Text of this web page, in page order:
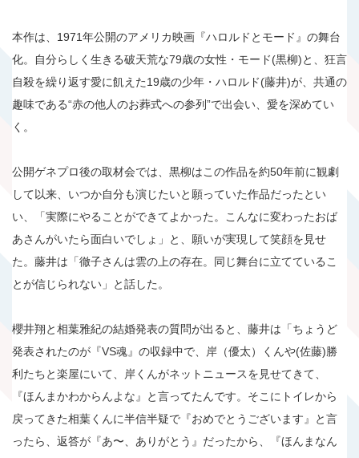
本作は、1971年公開のアメリカ映画『ハロルドとモード』の舞台
化。自分らしく生きる破天荒な79歳の女性・モード(黒柳)と、狂言
自殺を繰り返す愛に飢えた19歳の少年・ハロルド(藤井)が、共通の
趣味である“赤の他人のお葬式への参列”で出会い、愛を深めてい
く。
公開ゲネプロ後の取材会では、黒柳はこの作品を約50年前に観劇
して以来、いつか自分も演じたいと願っていた作品だったとい
い、「実際にやることができてよかった。こんなに変わったおば
あさんがいたら面白いでしょ」と、願いが実現して笑顔を見せ
た。藤井は「徹子さんは雲の上の存在。同じ舞台に立てているこ
とが信じられない」と話した。
櫻井翔と相葉雅紀の結婚発表の質問が出ると、藤井は「ちょうど
発表されたのが『VS魂』の収録中で、岸（優太）くんや(佐藤)勝
利たちと楽屋にいて、岸くんがネットニュースを見せてきて、
『ほんまかわからんよな』と言ってたんです。そこにトイレから
戻ってきた相葉くんに半信半疑で『おめでとうございます』と言
ったら、返答が『あ〜、ありがとう』だったから、『ほんまなん